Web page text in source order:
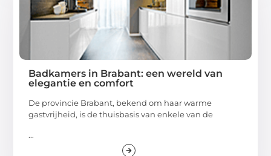
Badkamers in Brabant: een wereld van
elegantie en comfort
De provincie Brabant, bekend om haar warme
gastvrijheid, is de thuisbasis van enkele van de
...